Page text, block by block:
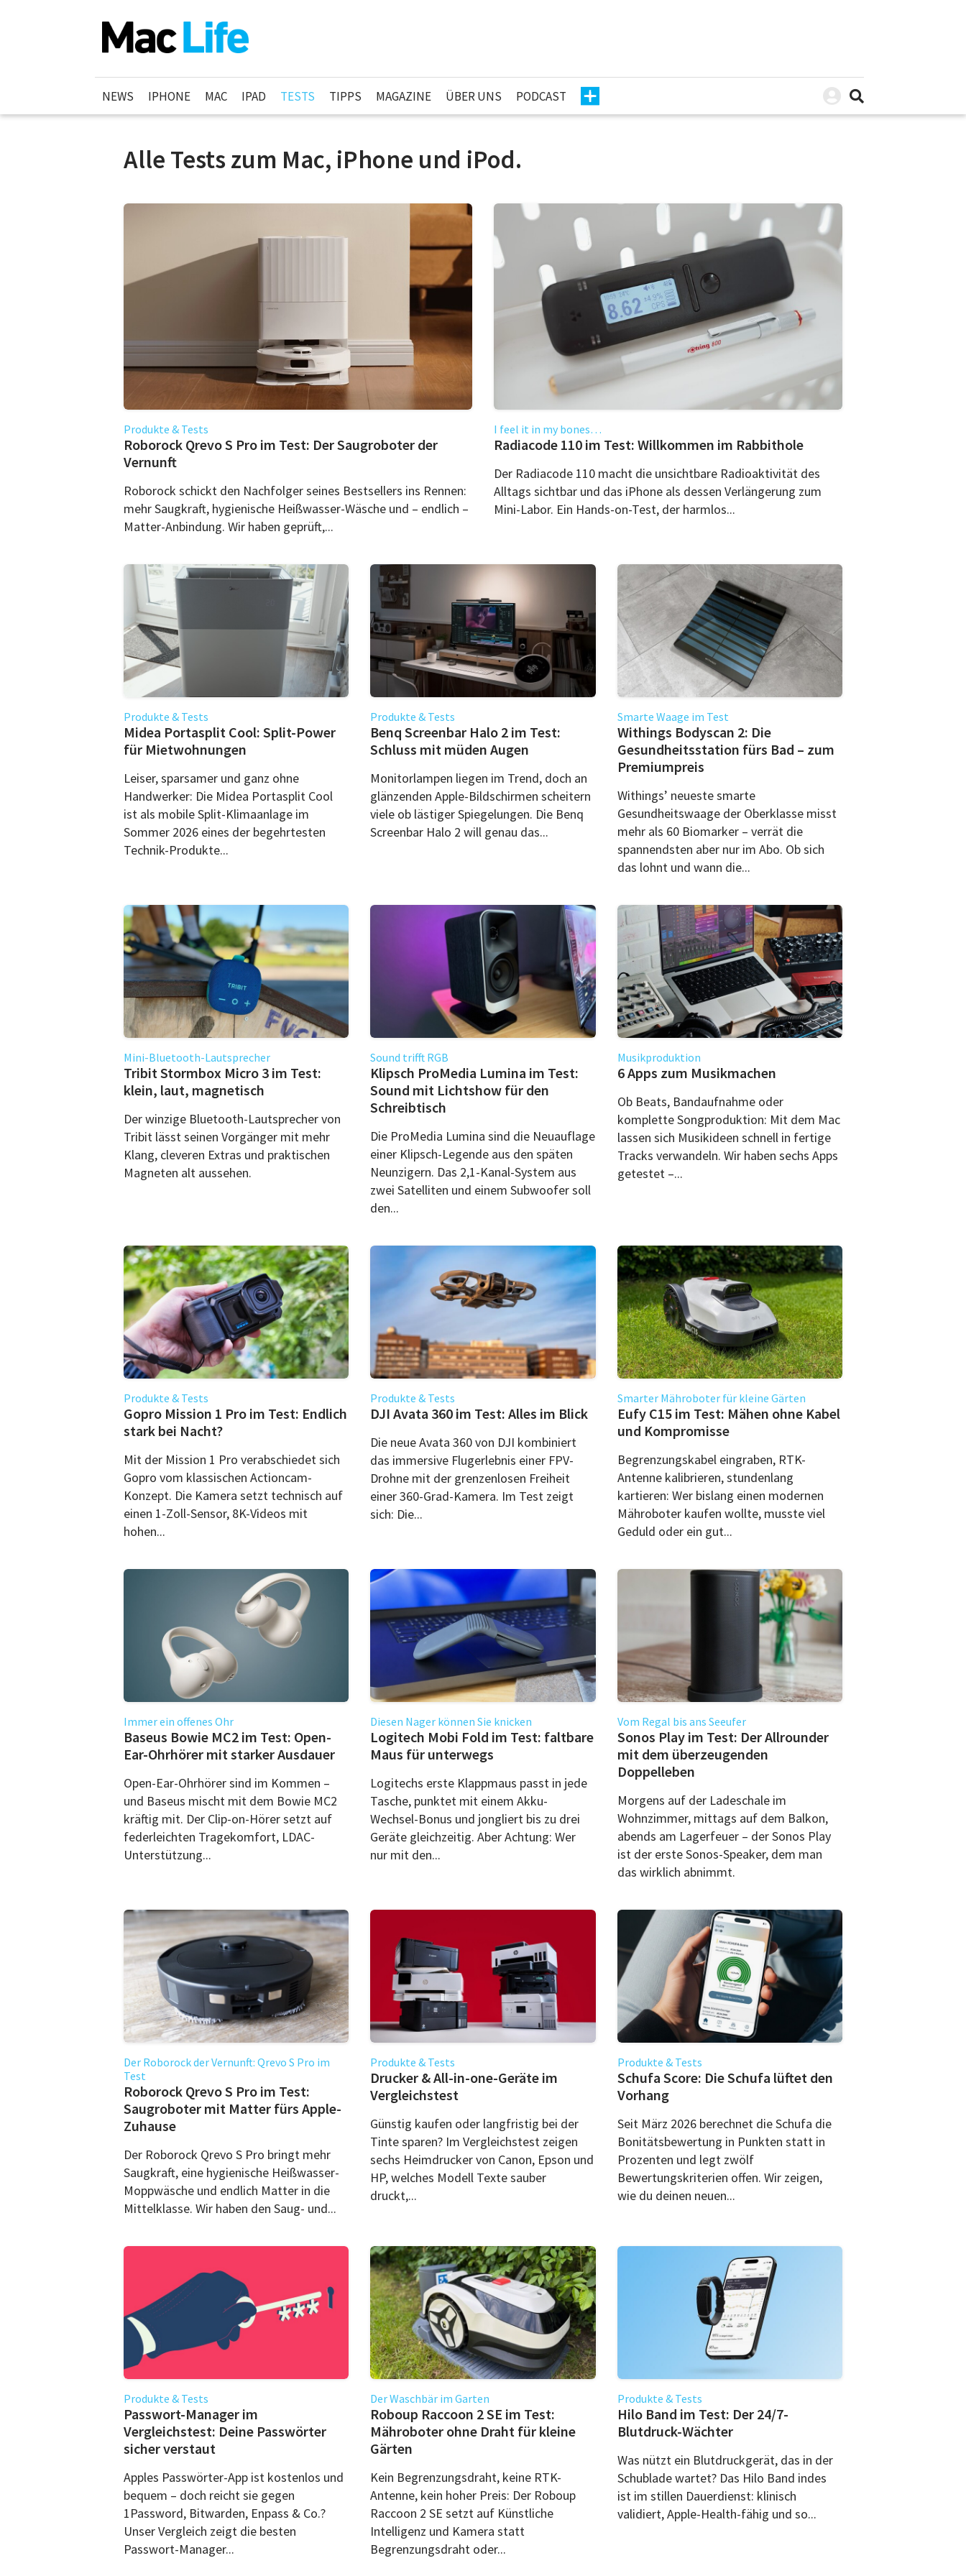
NEWS IPHONE MAC IPAD TESTS TIPPS MAGAZINE ÜBER UNS PODCAST
Alle Tests zum Mac, iPhone und iPod.
Produkte & Tests
Roborock Qrevo S Pro im Test: Der Saugroboter der
Vernunft
Roborock schickt den Nachfolger seines Bestsellers ins Rennen:
mehr Saugkraft, hygienische Heißwasser-Wäsche und – endlich –
Matter-Anbindung. Wir haben geprüft,...
I feel it in my bones…
Radiacode 110 im Test: Willkommen im Rabbithole
Der Radiacode 110 macht die unsichtbare Radioaktivität des
Alltags sichtbar und das iPhone als dessen Verlängerung zum
Mini-Labor. Ein Hands-on-Test, der harmlos...
Produkte & Tests
Midea Portasplit Cool: Split-Power
für Mietwohnungen
Leiser, sparsamer und ganz ohne
Handwerker: Die Midea Portasplit Cool
ist als mobile Split-Klimaanlage im
Sommer 2026 eines der begehrtesten
Technik-Produkte...
Produkte & Tests
Benq Screenbar Halo 2 im Test:
Schluss mit müden Augen
Monitorlampen liegen im Trend, doch an
glänzenden Apple-Bildschirmen scheitern
viele ob lästiger Spiegelungen. Die Benq
Screenbar Halo 2 will genau das...
Smarte Waage im Test
Withings Bodyscan 2: Die
Gesundheitsstation fürs Bad – zum
Premiumpreis
Withings’ neueste smarte
Gesundheitswaage der Oberklasse misst
mehr als 60 Biomarker – verrät die
spannendsten aber nur im Abo. Ob sich
das lohnt und wann die...
Mini-Bluetooth-Lautsprecher
Tribit Stormbox Micro 3 im Test:
klein, laut, magnetisch
Der winzige Bluetooth-Lautsprecher von
Tribit lässt seinen Vorgänger mit mehr
Klang, cleveren Extras und praktischen
Magneten alt aussehen.
Sound trifft RGB
Klipsch ProMedia Lumina im Test:
Sound mit Lichtshow für den
Schreibtisch
Die ProMedia Lumina sind die Neuauflage
einer Klipsch-Legende aus den späten
Neunzigern. Das 2,1-Kanal-System aus
zwei Satelliten und einem Subwoofer soll
den...
Musikproduktion
6 Apps zum Musikmachen
Ob Beats, Bandaufnahme oder
komplette Songproduktion: Mit dem Mac
lassen sich Musikideen schnell in fertige
Tracks verwandeln. Wir haben sechs Apps
getestet –...
Produkte & Tests
Gopro Mission 1 Pro im Test: Endlich
stark bei Nacht?
Mit der Mission 1 Pro verabschiedet sich
Gopro vom klassischen Actioncam-
Konzept. Die Kamera setzt technisch auf
einen 1-Zoll-Sensor, 8K-Videos mit
hohen...
Produkte & Tests
DJI Avata 360 im Test: Alles im Blick
Die neue Avata 360 von DJI kombiniert
das immersive Flugerlebnis einer FPV-
Drohne mit der grenzenlosen Freiheit
einer 360-Grad-Kamera. Im Test zeigt
sich: Die...
Smarter Mähroboter für kleine Gärten
Eufy C15 im Test: Mähen ohne Kabel
und Kompromisse
Begrenzungskabel eingraben, RTK-
Antenne kalibrieren, stundenlang
kartieren: Wer bislang einen modernen
Mähroboter kaufen wollte, musste viel
Geduld oder ein gut...
Immer ein offenes Ohr
Baseus Bowie MC2 im Test: Open-
Ear-Ohrhörer mit starker Ausdauer
Open-Ear-Ohrhörer sind im Kommen –
und Baseus mischt mit dem Bowie MC2
kräftig mit. Der Clip-on-Hörer setzt auf
federleichten Tragekomfort, LDAC-
Unterstützung...
Diesen Nager können Sie knicken
Logitech Mobi Fold im Test: faltbare
Maus für unterwegs
Logitechs erste Klappmaus passt in jede
Tasche, punktet mit einem Akku-
Wechsel-Bonus und jongliert bis zu drei
Geräte gleichzeitig. Aber Achtung: Wer
nur mit den...
Vom Regal bis ans Seeufer
Sonos Play im Test: Der Allrounder
mit dem überzeugenden
Doppelleben
Morgens auf der Ladeschale im
Wohnzimmer, mittags auf dem Balkon,
abends am Lagerfeuer – der Sonos Play
ist der erste Sonos-Speaker, dem man
das wirklich abnimmt.
Der Roborock der Vernunft: Qrevo S Pro im
Test
Roborock Qrevo S Pro im Test:
Saugroboter mit Matter fürs Apple-
Zuhause
Der Roborock Qrevo S Pro bringt mehr
Saugkraft, eine hygienische Heißwasser-
Moppwäsche und endlich Matter in die
Mittelklasse. Wir haben den Saug- und...
Produkte & Tests
Drucker & All-in-one-Geräte im
Vergleichstest
Günstig kaufen oder langfristig bei der
Tinte sparen? Im Vergleichstest zeigen
sechs Heimdrucker von Canon, Epson und
HP, welches Modell Texte sauber
druckt,...
Produkte & Tests
Schufa Score: Die Schufa lüftet den
Vorhang
Seit März 2026 berechnet die Schufa die
Bonitätsbewertung in Punkten statt in
Prozenten und legt zwölf
Bewertungskriterien offen. Wir zeigen,
wie du deinen neuen...
Produkte & Tests
Passwort-Manager im
Vergleichstest: Deine Passwörter
sicher verstaut
Apples Passwörter-App ist kostenlos und
bequem – doch reicht sie gegen
1Password, Bitwarden, Enpass & Co.?
Unser Vergleich zeigt die besten
Passwort-Manager...
Der Waschbär im Garten
Roboup Raccoon 2 SE im Test:
Mähroboter ohne Draht für kleine
Gärten
Kein Begrenzungsdraht, keine RTK-
Antenne, kein hoher Preis: Der Roboup
Raccoon 2 SE setzt auf Künstliche
Intelligenz und Kamera statt
Begrenzungsdraht oder...
Produkte & Tests
Hilo Band im Test: Der 24/7-
Blutdruck-Wächter
Was nützt ein Blutdruckgerät, das in der
Schublade wartet? Das Hilo Band indes
ist im stillen Dauerdienst: klinisch
validiert, Apple-Health-fähig und so...